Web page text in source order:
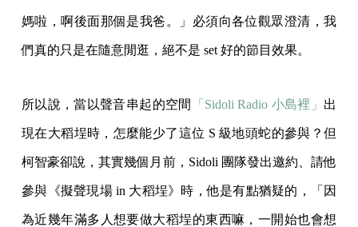
媽啦，啊後面那個是我爸。」必須向各位觀眾澄清，我
們真的只是在隨意閒逛，絕不是 set 好的節目效果。
所以說，當以聲音串起的空間 「Sidoli Radio 小島裡」 出
現在大稻埕時，怎麼能少了這位 S 級地頭蛇的參與？但
柯智豪卻說，其實幾個月前，Sidoli 團隊發出邀約、請他
參與《擬聲現場 in 大稻埕》時，他是有點猶疑的，「因
為近幾年滿多人想要做大稻埕的東西嘛，一開始也會想